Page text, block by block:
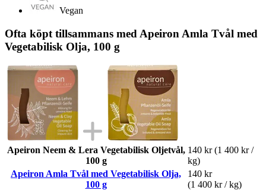
Vegan
Ofta köpt tillsammans med Apeiron Amla Tvål med
Vegetabilisk Olja, 100 g
Apeiron Neem & Lera Vegetabilisk Oljetvål,
100 g
140 kr (1 400 kr /
kg)
Apeiron Amla Tvål med Vegetabilisk Olja,
100 g
140 kr
(1 400 kr / kg)